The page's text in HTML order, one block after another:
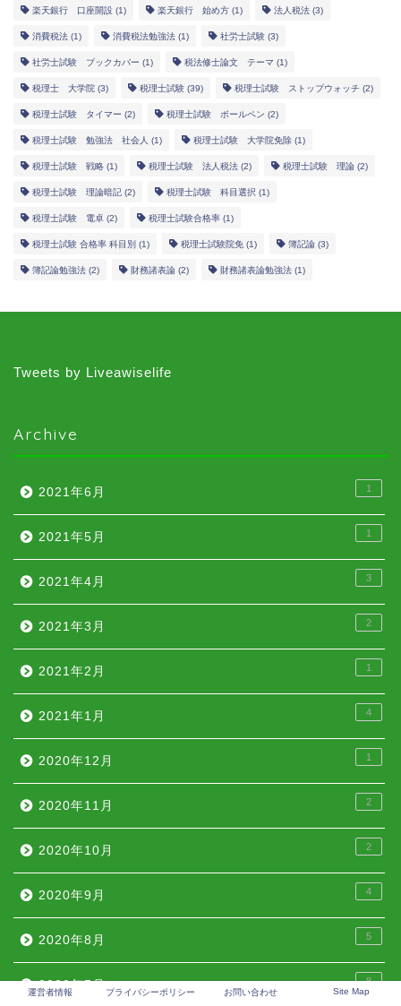
楽天銀行 口座開設 (1) 楽天銀行 始め方 (1) 法人税法 (3)
消費税法 (1) 消費税法勉強法 (1) 社労士試験 (3)
社労士試験 ブックカバー (1) 税法修士論文 テーマ (1)
税理士 大学院 (3) 税理士試験 (39) 税理士試験 ストップウォッチ (2)
税理士試験 タイマー (2) 税理士試験 ボールペン (2)
税理士試験 勉強法 社会人 (1) 税理士試験 大学院免除 (1)
税理士試験 戦略 (1) 税理士試験 法人税法 (2) 税理士試験 理論 (2)
税理士試験 理論暗記 (2) 税理士試験 科目選択 (1)
税理士試験 電卓 (2) 税理士試験合格率 (1)
税理士試験 合格率 科目別 (1) 税理士試験院免 (1) 簿記論 (3)
簿記論勉強法 (2) 財務諸表論 (2) 財務諸表論勉強法 (1)
Tweets by Liveawiselife
Archive
2021年6月 1
2021年5月 1
2021年4月 3
2021年3月 2
2021年2月 1
2021年1月 4
2020年12月 1
2020年11月 2
2020年10月 2
2020年9月 4
2020年8月 5
2020年7月 8
運営者情報 プライバシーポリシー お問い合わせ Site Map